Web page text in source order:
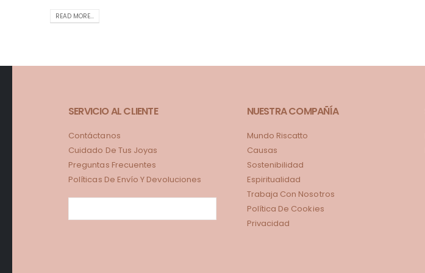
READ MORE...
SERVICIO AL CLIENTE
Contáctanos
Cuidado De Tus Joyas
Preguntas Frecuentes
Políticas De Envío Y Devoluciones
NUESTRA COMPAÑÍA
Mundo Riscatto
Causas
Sostenibilidad
Espiritualidad
Trabaja Con Nosotros
Política De Cookies
Privacidad